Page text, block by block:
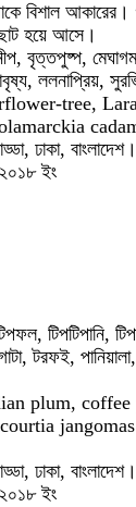
বিশাল
হয়ে আসে।
বৃত্তপুষ্প,
ললনাপ্রিয়,
tree,
ঢাকা, বাংলাদেশ।
ইং
টিপটিপানি,
টরফই,
plum, coffee
ঢাকা, বাংলাদেশ।
ইং